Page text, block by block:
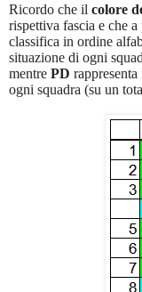
Ricordo che il colore
rispettiva fascia e che
classifica in ordine
situazione di ogni
mentre PD
ogni squadra (su un